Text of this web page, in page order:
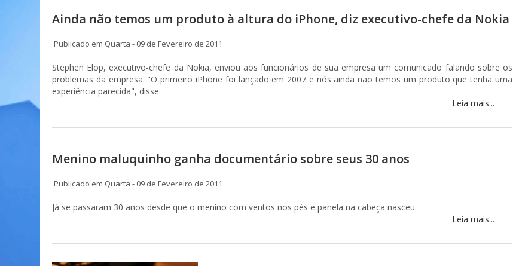
Ainda não temos um produto à altura do iPhone, diz executivo-chefe da Nokia
Publicado em Quarta - 09 de Fevereiro de 2011
Stephen Elop, executivo-chefe da Nokia, enviou aos funcionários de sua empresa um comunicado falando sobre os
problemas da empresa. "O primeiro iPhone foi lançado em 2007 e nós ainda não temos um produto que tenha uma
experiência parecida", disse.
Leia mais...
Menino maluquinho ganha documentário sobre seus 30 anos
Publicado em Quarta - 09 de Fevereiro de 2011
Já se passaram 30 anos desde que o menino com ventos nos pés e panela na cabeça nasceu.
Leia mais...